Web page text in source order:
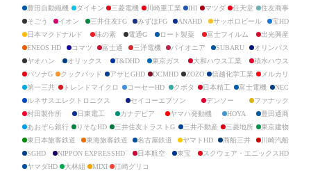
クラフティア
日揮ホールディングス
高砂熱学工業
日清製粉グループ本社
MIXI
ジェイエイシーリクルートメント
日本M&Aセンター
オープンアップグループ
タイミー
パソナグループ
パーソルホールディングス
森永製菓
明治製菓
豊田自動織機
ダイキン 三菱電機 川崎重工業 IHI マツダ 任天堂
住友商事
そごう
イオン 三井住友FG みずほFG ANAHD サッポロビール
宝HD
日本マクドナルド
味の素 電通G ロート製薬 富士フイルム
出光興産
ENEOS HD
コマツ 富士通 三洋電機 パイオニア SUBARU
オリンパス
ヤオハン
オリックス T&DHD 東京ガス 大和ハウス工業
積水ハウス
パソナG
クックパッド アサヒGHD DCMHD ZOZO 信越化学工業
メルカリ
第一三共
トレンドマイクロ コーセーHD クボタ 日本精工 富士電機
NEC
ルネサスエレクトロニクス
セイコーエプソン デンソー
ファナック
村田製作所
日東電工 カナデビア ヤマハ発動機 HOYA
豊田通商
あおぞら銀行
りそなHD 三井住友トラストG 三井不動産 三菱地所
東京建物
東日本旅客鉄道
東海旅客鉄道 名古屋鉄道 ヤマトHD 商船三井
川崎汽船
SGHD
NIPPON EXPRESSHD 日本航空 東宝
スクウェア・エニックスHD
ヤマダHD
大林組 MIXI 江崎グリコ